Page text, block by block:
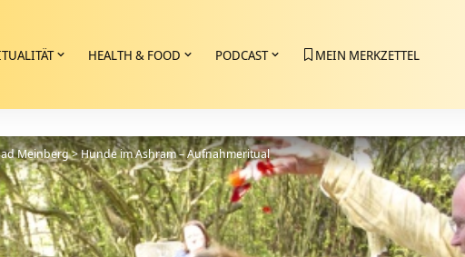
HEALTH & FOOD PODCAST MEIN MERKZETTEL
Meinberg>Hunde im Ashram – Aufnahmeritual